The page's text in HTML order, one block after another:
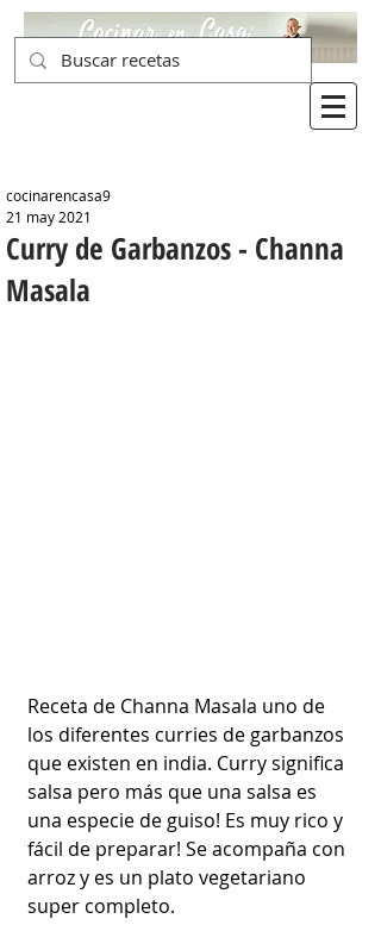
Curry de Garbanzos - Channa
Masala
cocinarencasa9
21 may 2021
Receta de Channa Masala uno de
los diferentes curries de garbanzos
que existen en india. Curry significa
salsa pero más que una salsa es
una especie de guiso! Es muy rico y
fácil de preparar! Se acompaña con
arroz y es un plato vegetariano
super completo.